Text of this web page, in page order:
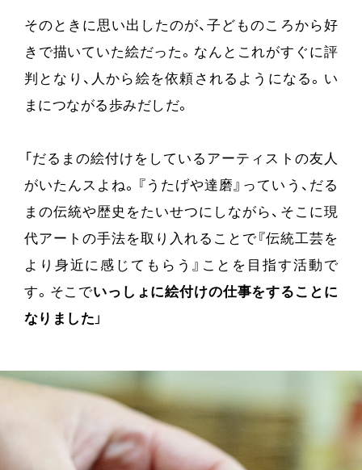
そのときに思い出したのが、子どものころから好
きで描いていた絵だった。なんとこれがすぐに評
判となり、人から絵を依頼されるようになる。い
まにつながる歩みだしだ。
「だるまの絵付けをしているアーティストの友人
がいたんスよね。『うたげや達磨』っていう、だる
まの伝統や歴史をたいせつにしながら、そこに現
代アートの手法を取り入れることで『伝統工芸を
より身近に感じてもらう』ことを目指す活動で
す。そこでいっしょに絵付けの仕事をすることに
なりました 」